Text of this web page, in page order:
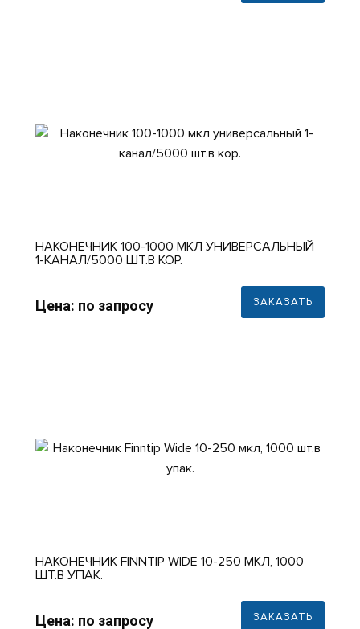
НАКОНЕЧНИК 100-1000 МКЛ УНИВЕРСАЛЬНЫЙ
1-КАНАЛ/5000 ШТ.В КОР.
Цена: по запросу ЗАКАЗАТЬ
НАКОНЕЧНИК FINNTIP WIDE 10-250 МКЛ, 1000
ШТ.В УПАК.
Цена: по запросу ЗАКАЗАТЬ